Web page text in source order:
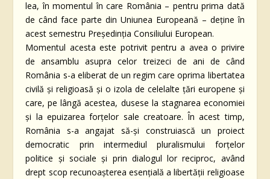
lea, în momentul în care România – pentru prima dată
de când face parte din Uniunea Europeană – deține în
acest semestru Președinția Consiliului European.
Momentul acesta este potrivit pentru a avea o privire
de ansamblu asupra celor treizeci de ani de când
România s-a eliberat de un regim care oprima libertatea
civilă și religioasă și o izola de celelalte țări europene și
care, pe lângă acestea, dusese la stagnarea economiei
și la epuizarea forțelor sale creatoare. În acest timp,
România s-a angajat să-și construiască un proiect
democratic prin intermediul pluralismului forțelor
politice și sociale și prin dialogul lor reciproc, având
drept scop recunoașterea esențială a libertății religioase